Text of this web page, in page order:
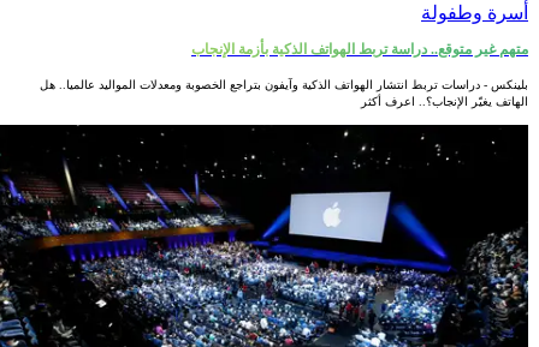
أسرة وطفولة
متهم غير متوقع.. دراسة تربط الهواتف الذكية بأزمة الإنجاب
بلينكس - دراسات تربط انتشار الهواتف الذكية وآيفون بتراجع الخصوبة ومعدلات المواليد عالميا.. هل
الهاتف يغيّر الإنجاب؟.. اعرف أكثر